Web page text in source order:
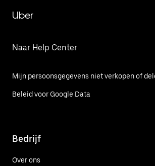
Uber
Naar Help Center
Mijn persoonsgegevens niet verkopen of
Beleid voor Google Data
Bedrijf
Over ons